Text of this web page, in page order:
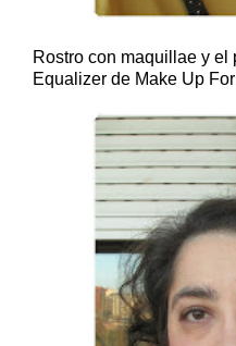
Rostro con maquillae y el
Equalizer de Make Up